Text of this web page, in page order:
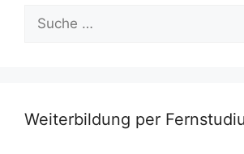
nach:
Weiterbildung per